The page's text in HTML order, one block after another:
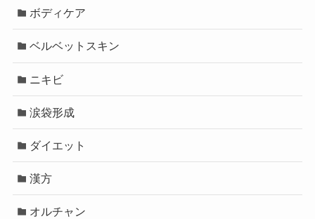
ボディケア
ベルベットスキン
ニキビ
涙袋形成
ダイエット
漢方
オルチャン